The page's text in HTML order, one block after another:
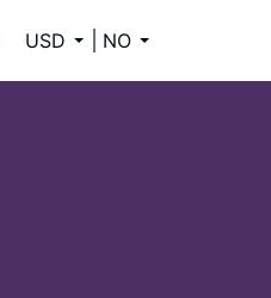
USD NO